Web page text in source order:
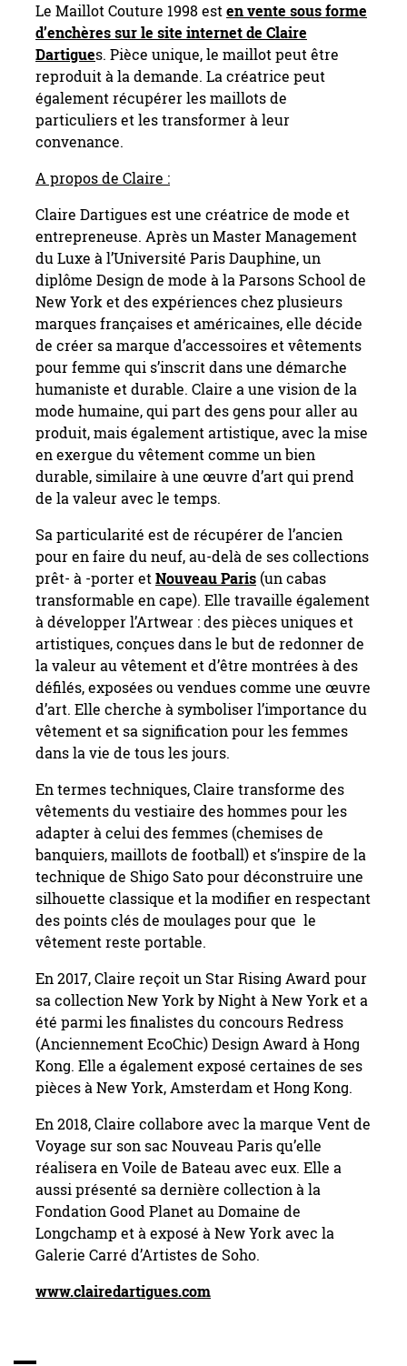
Le Maillot Couture 1998 esten vente sous forme
d’enchères sur le site internet de Claire
Dartigues. Pièce unique, le maillot peut être
reproduit à la demande. La créatrice peut
également récupérer les maillots de
particuliers et les transformer à leur
convenance.
A propos de Claire :
Claire Dartigues est une créatrice de mode et
entrepreneuse. Après un Master Management
du Luxe à l’Université Paris Dauphine, un
diplôme Design de mode à la Parsons School de
New York et des expériences chez plusieurs
marques françaises et américaines, elle décide
de créer sa marque d’accessoires et vêtements
pour femme qui s’inscrit dans une démarche
humaniste et durable. Claire a une vision de la
mode humaine, qui part des gens pour aller au
produit, mais également artistique, avec la mise
en exergue du vêtement comme un bien
durable, similaire à une œuvre d’art qui prend
de la valeur avec le temps.
Sa particularité est de récupérer de l’ancien
pour en faire du neuf, au-delà de ses collections
prêt- à -porter etNouveau Paris(un cabas
transformable en cape). Elle travaille également
à développer l’Artwear : des pièces uniques et
artistiques, conçues dans le but de redonner de
la valeur au vêtement et d’être montrées à des
défilés, exposées ou vendues comme une œuvre
d’art. Elle cherche à symboliser l’importance du
vêtement et sa signification pour les femmes
dans la vie de tous les jours.
En termes techniques, Claire transforme des
vêtements du vestiaire des hommes pour les
adapter à celui des femmes (chemises de
banquiers, maillots de football) et s’inspire de la
technique de Shigo Sato pour déconstruire une
silhouette classique et la modifier en respectant
des points clés de moulages pour que le
vêtement reste portable.
En 2017, Claire reçoit un Star Rising Award pour
sa collection New York by Night à New York et a
été parmi les finalistes du concours Redress
(Anciennement EcoChic) Design Award à Hong
Kong. Elle a également exposé certaines de ses
pièces à New York, Amsterdam et Hong Kong.
En 2018, Claire collabore avec la marque Vent de
Voyage sur son sac Nouveau Paris qu’elle
réalisera en Voile de Bateau avec eux. Elle a
aussi présenté sa dernière collection à la
Fondation Good Planet au Domaine de
Longchamp et à exposé à New York avec la
Galerie Carré d’Artistes de Soho.
www.clairedartigues.com